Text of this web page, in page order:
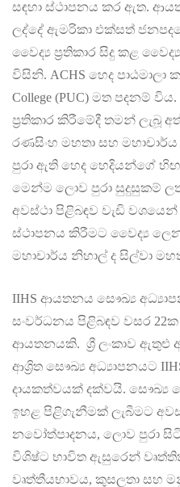
සඳහා ස්ථාපනය කර ඇත.
ලද්දේ ඇමරිකා එක්සත්
වෛද්‍ය ප්‍රතිකාර සිදු කළ
විසිනි. ACHS හෙද පාඨමාලා
College (PUC) මත පදනම්
ප්‍රතිකාර කිරීමේදී තමන් ලැබූ
රණසිංහ මහතා සහ
පුරා ඇති හෙද හෙදියන්ගේ
මෙන්ම ලොව පුරා සුදුසුකම්
අවස්ථා පිළිබඳව වැඩි
ස්ථාපනය කිරීමට වෛද්‍ය
මහාචාර්ය නිහාල් ද සිල්වා
IIHS ආයතනය සෞඛ්‍ය
සංවර්ධනය පිළිබඳව වසර
ආයතනයකි. ශ්‍රී ලංකාව ඇතුළු
ආශ්‍රිත සෞඛ්‍ය අධ්‍යාපනයට
දායකත්වයක් දක්වයි. සෞඛ්‍ය
ඉහළ පිළිගැනීමක් ලැබීමට
නවෝත්පාදනය, ලොව පුරා
විශිෂ්ට භාවිත ඇසුරෙන්
වෘත්තීයභාවය, කුසලතා සහ